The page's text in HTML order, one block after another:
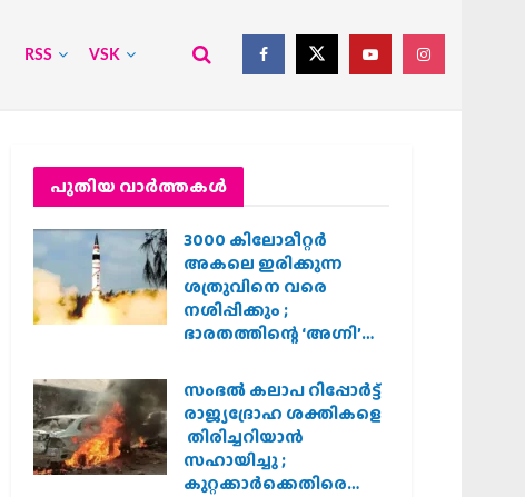
RSS VSK
പുതിയ വാര്‍ത്തകള്‍
3000 കിലോമീറ്റർ
അകലെ ഇരിക്കുന്ന
ശത്രുവിനെ വരെ
നശിപ്പിക്കും ;
ഭാരതത്തിന്റെ ‘അഗ്നി’
സംഭൽ കലാപ റിപ്പോർട്ട്
രാജ്യദ്രോഹ ശക്തികളെ
തിരിച്ചറിയാൻ
സഹായിച്ചു ;
കുറ്റക്കാർക്കെതിരെ